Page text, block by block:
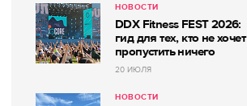
НОВОСТИ
DDX Fitness FEST 2026:
гид для тех, кто не хочет
пропустить ничего
20 ИЮЛЯ
НОВОСТИ